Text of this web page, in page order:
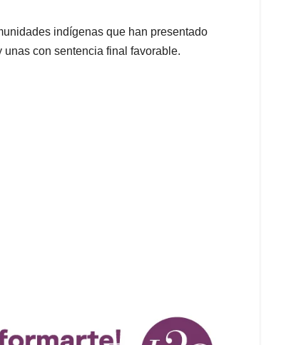
indígenas que han presentado
con sentencia final favorable.